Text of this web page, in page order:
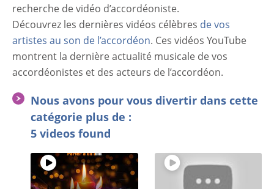
recherche de vidéo d’accordéoniste.
Découvrez les dernières vidéos célèbres de vos
artistes au son de l’accordéon. Ces vidéos YouTube
montrent la dernière actualité musicale de vos
accordéonistes et des acteurs de l’accordéon.
Nous avons pour vous divertir dans cette
catégorie plus de :
5 videos found